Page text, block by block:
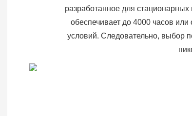
разработанное для
обеспечивает до 4000 часов
условий. Следовательно, выбор